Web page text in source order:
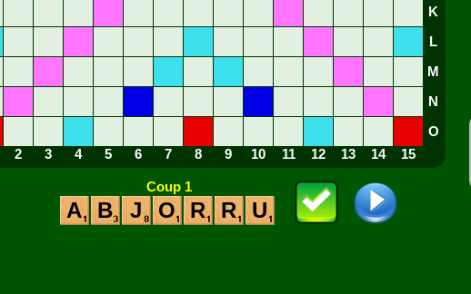
K
L
M
N
O
2 3 4 5 6 7 8 9 10 11 12 13 14 15
Coup 1
A B J O R R U